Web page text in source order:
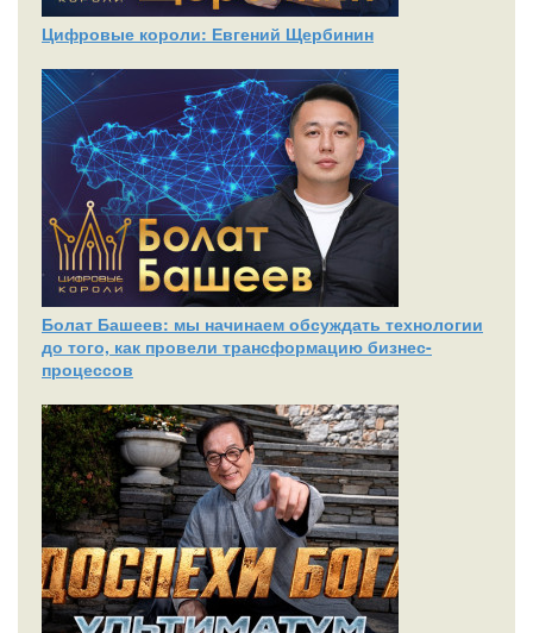
Цифровые короли: Евгений Щербинин
Болат Башеев: мы начинаем обсуждать технологии
до того, как провели трансформацию бизнес-
процессов